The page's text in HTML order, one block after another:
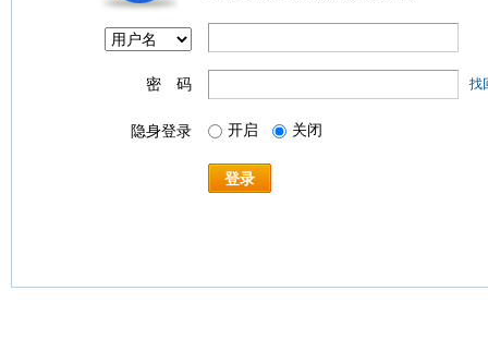
密 码 找
隐身登录 开启 关闭
登录